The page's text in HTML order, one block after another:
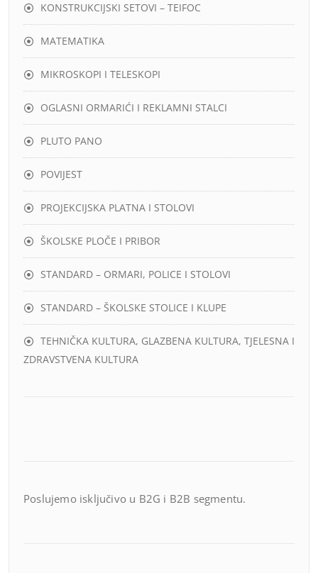
KONSTRUKCIJSKI SETOVI – TEIFOC
MATEMATIKA
MIKROSKOPI I TELESKOPI
OGLASNI ORMARIĆI I REKLAMNI STALCI
PLUTO PANO
POVIJEST
PROJEKCIJSKA PLATNA I STOLOVI
ŠKOLSKE PLOČE I PRIBOR
STANDARD – ORMARI, POLICE I STOLOVI
STANDARD – ŠKOLSKE STOLICE I KLUPE
TEHNIČKA KULTURA, GLAZBENA KULTURA, TJELESNA I
ZDRAVSTVENA KULTURA
Poslujemo isključivo u B2G i B2B segmentu.